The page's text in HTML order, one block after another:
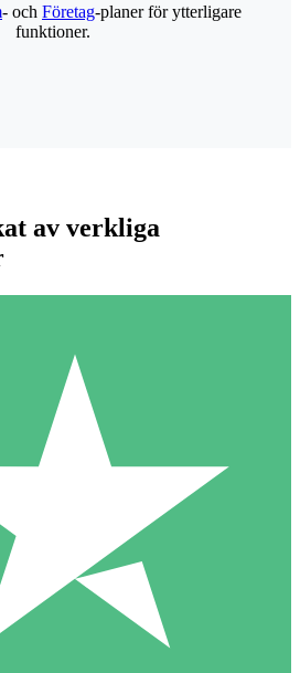
Kreditpaket
med nedladdningskrediter. Inget
1 Nedladdningar
10 00
- och Företag-planer för ytterligare
funktioner.
av verkliga